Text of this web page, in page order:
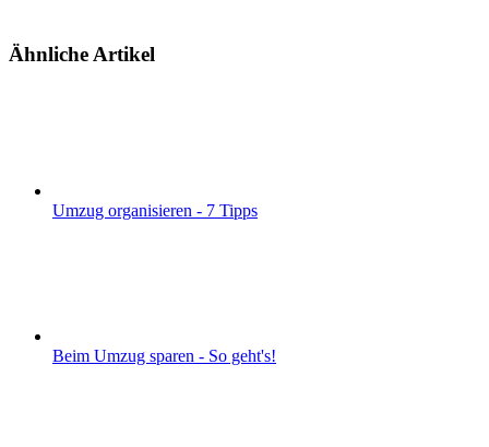
Ähnliche Artikel
Umzug organisieren - 7 Tipps
Beim Umzug sparen - So geht's!